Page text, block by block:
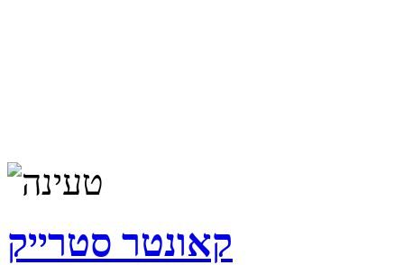
קאונטר סטרייק